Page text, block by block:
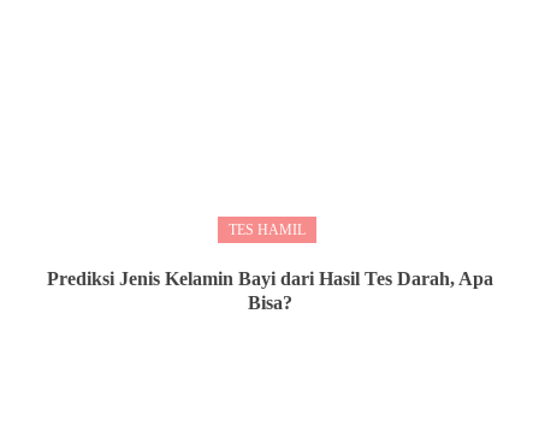
TES HAMIL
Prediksi Jenis Kelamin Bayi dari Hasil Tes Darah, Apa
Bisa?